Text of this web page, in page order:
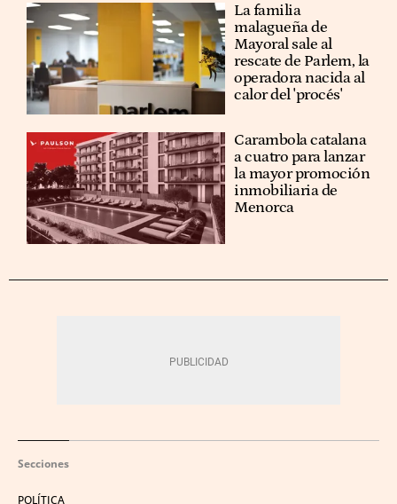
La familia
malagueña de
Mayoral sale al
rescate de Parlem, la
operadora nacida al
calor del 'procés'
Carambola catalana
a cuatro para lanzar
la mayor promoción
inmobiliaria de
Menorca
Secciones
POLÍTICA